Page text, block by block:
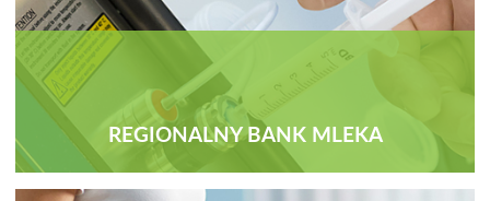
REGIONALNY BANK MLEKA